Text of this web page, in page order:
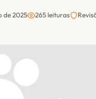
de 2025 265 leituras